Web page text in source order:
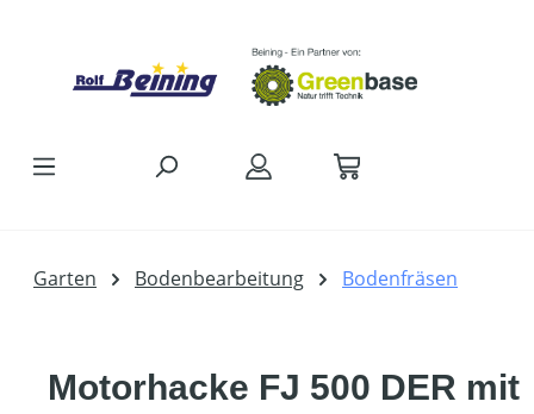
Garten Bodenbearbeitung Bodenfräsen
Motorhacke FJ 500 DER mit